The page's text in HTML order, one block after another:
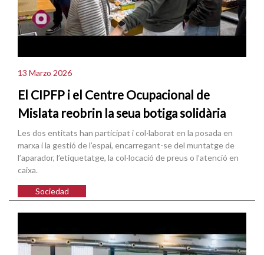
13 Marzo 2026
El CIPFP i el Centre Ocupacional de
Mislata reobrin la seua botiga solidària
Les dos entitats han participat i col·laborat en la posada en
marxa i la gestió de l’espai, encarregant-se del muntatge de
l’aparador, l’etiquetatge, la col·locació de preus o l’atenció en
caixa.
Sociedad